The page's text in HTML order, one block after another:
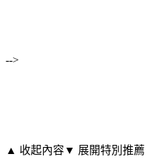
-->
▲ 收起內容▼ 展開特別推薦